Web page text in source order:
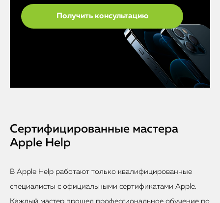
Сертифицированные мастера
Apple Help
В Apple Help работают только квалифицированные
специалисты с официальными сертификатами Apple.
Каждый мастер прошел профессиональное обучение по